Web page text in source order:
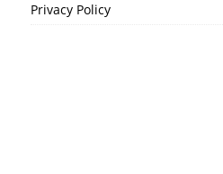
Privacy Policy